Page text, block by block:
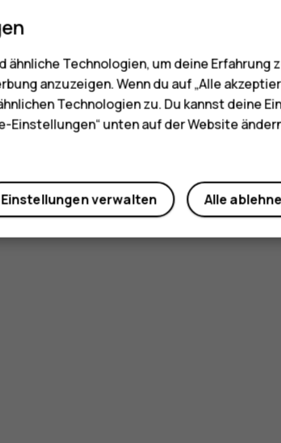
ähnliche Technologien, um deine Erfahrung
anzuzeigen. Wenn du auf „Alle
Technologien zu. Du kannst deine
Einstellungen“ unten auf der Website
Alle
Einstellungen verwalten